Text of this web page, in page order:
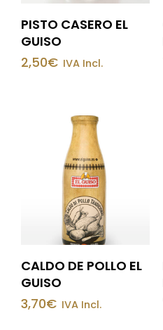
PISTO CASERO EL
GUISO
2,50€ IVA Incl.
CALDO DE POLLO EL
GUISO
3,70€ IVA Incl.